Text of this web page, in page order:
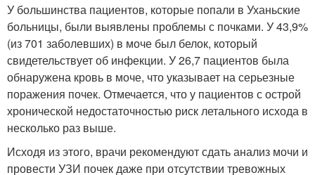
У большинства пациентов, которые попали в Уханьские
больницы, были выявлены проблемы с почками. У 43,9%
(из 701 заболевших) в моче был белок, который
свидетельствует об инфекции. У 26,7 пациентов была
обнаружена кровь в моче, что указывает на серьезные
поражения почек. Отмечается, что у пациентов с острой
хронической недостаточностью риск летального исхода в
несколько раз выше.
Исходя из этого, врачи рекомендуют сдать анализ мочи и
провести УЗИ почек даже при отсутствии тревожных